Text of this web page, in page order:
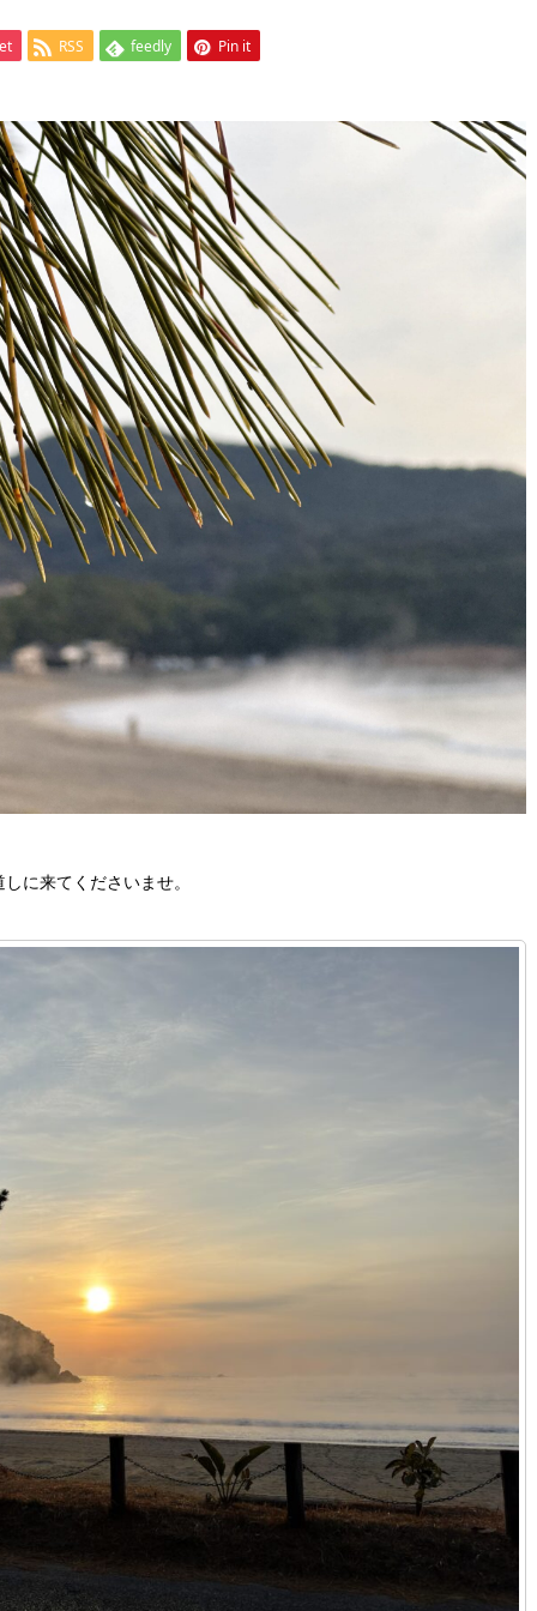
RSS feedly Pin it
に来てくださいませ。